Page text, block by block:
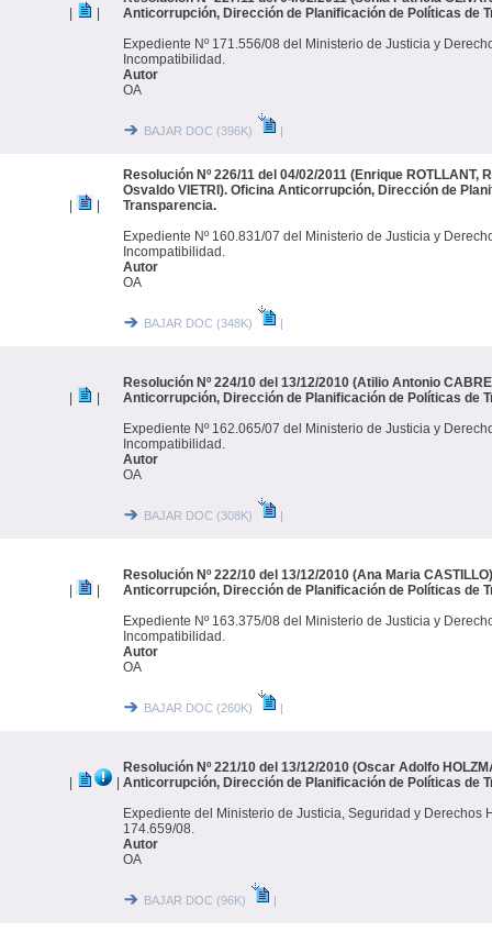
Anticorrupción, Dirección de Planificación de Políticas de
Expediente Nº 171.556/08 del Ministerio de Justicia y
Incompatibilidad.
Autor
OA
BAJAR DOC (396K) |
Resolución Nº 226/11 del 04/02/2011 (Enrique ROTLLANT,
Osvaldo VIETRI). Oficina Anticorrupción, Dirección de
Transparencia.
Expediente Nº 160.831/07 del Ministerio de Justicia y
Incompatibilidad.
Autor
OA
BAJAR DOC (348K) |
Resolución Nº 224/10 del 13/12/2010 (Atilio Antonio
Anticorrupción, Dirección de Planificación de Políticas de
Expediente Nº 162.065/07 del Ministerio de Justicia y
Incompatibilidad.
Autor
OA
BAJAR DOC (308K) |
Resolución Nº 222/10 del 13/12/2010 (Ana Maria
Anticorrupción, Dirección de Planificación de Políticas de
Expediente Nº 163.375/08 del Ministerio de Justicia y
Incompatibilidad.
Autor
OA
BAJAR DOC (260K) |
Resolución Nº 221/10 del 13/12/2010 (Oscar Adolfo
Anticorrupción, Dirección de Planificación de Políticas de
Expediente del Ministerio de Justicia, Seguridad y Derechos
174.659/08.
Autor
OA
BAJAR DOC (96K) |